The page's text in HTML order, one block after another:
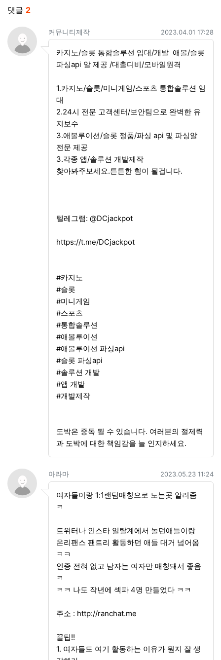
댓글 2
커뮤니티제작님의 댓글
커뮤니티제작 작성일
2023.04.01 17:28
카지노/슬롯 통합솔루션 임대/개발 애볼/슬롯
파싱api 알 제공 /대출디비/모바일원격
1.카지노/슬롯/미니게임/스포츠 통합솔루션 임
대
2.24시 전문 고객센터/보안팀으로 완벽한 유
지보수
3.애볼루이션/슬롯 정품/파싱 api 및 파싱알
전문 제공
3.각종 앱/솔루션 개발제작
찾아봐주보세요.튼튼한 힘이 될겁니다.
텔레그램: @DCjackpot
https://t.me/DCjackpot
#카지노
#슬롯
#미니게임
#스포츠
#통합솔루션
#애볼루이션
#애볼루이션 파싱api
#슬롯 파싱api
#솔루션 개발
#앱 개발
#개발제작
도박은 중독 될 수 있습니다. 여러분의 절제력
과 도박에 대한 책임감을 늘 인지하세요.
아라마님의 댓글
아라마 작성일
2023.05.23 11:24
여자들이랑 1:1랜덤매칭으로 노는곳 알려줌
ㅋ
트위터나 인스타 일탈계에서 놀던애들이랑
온리팬스 팬트리 활동하던 애들 대거 넘어옴
ㅋㅋ
인증 전혀 없고 남자는 여자만 매칭돼서 좋음
ㅋ
ㅋㅋ 나도 작년에 섹파 4명 만들었다 ㅋㅋ
주소 : http://ranchat.me
꿀팁!!
1. 여자들도 여기 활동하는 이유가 뭔지 잘 생